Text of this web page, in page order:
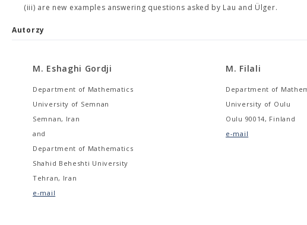
(iii) are new examples answering questions asked by Lau and Ülger.
Autorzy
M. Eshaghi Gordji
Department of Mathematics
University of Semnan
Semnan, Iran
and
Department of Mathematics
Shahid Beheshti University
Tehran, Iran
e-mail
M. Filali
Department of
University of Oulu
Oulu 90014, Finland
e-mail